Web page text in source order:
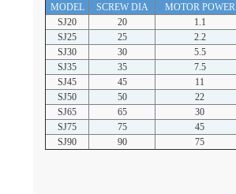
MODEL
SCREW DIA
MOTOR POWER
SJ20
20 1.1
SJ25
25 2.2
SJ30
30 5.5
SJ35
35 7.5
SJ45
45 11
SJ50
50 22
SJ65
65 30
SJ75
75 45
SJ90
90 75